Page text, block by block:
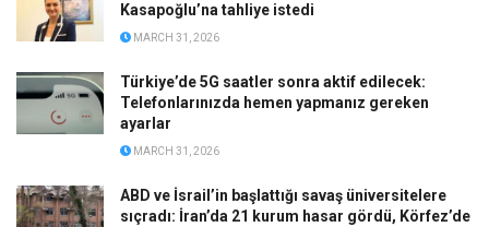
Kasapoğlu’na tahliye istedi
MARCH 31, 2026
Türkiye’de 5G saatler sonra aktif edilecek:
Telefonlarınızda hemen yapmanız gereken
ayarlar
MARCH 31, 2026
ABD ve İsrail’in başlattığı savaş üniversitelere
sıçradı: İran’da 21 kurum hasar gördü, Körfez’de